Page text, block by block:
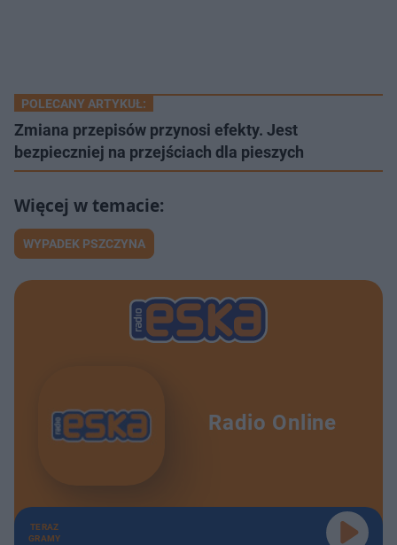
POLECANY ARTYKUŁ:
Zmiana przepisów przynosi efekty. Jest
bezpieczniej na przejściach dla pieszych
WYPADEK PSZCZYNA
Radio Online
TERAZ
GRAMY